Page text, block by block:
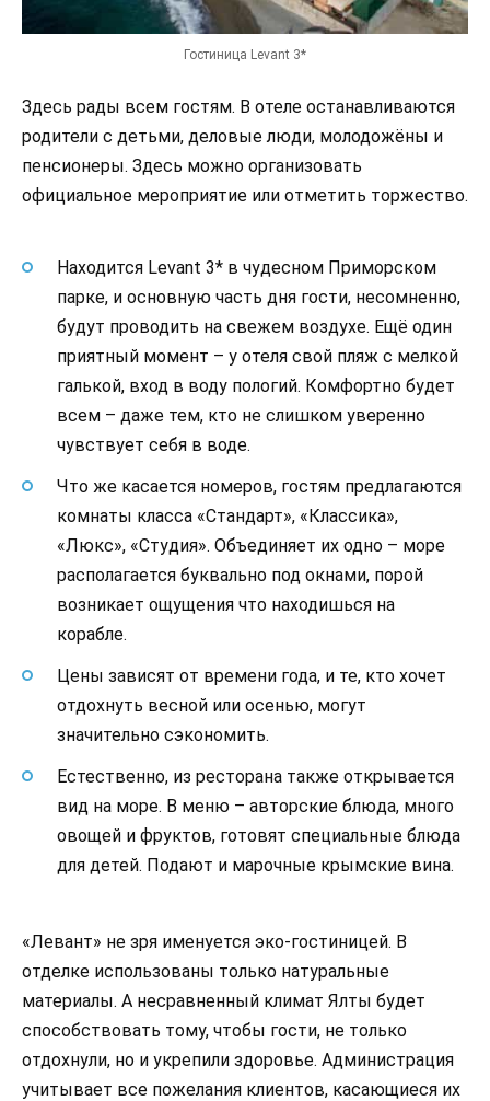
Гостиница Levant 3*
Здесь рады всем гостям. В отеле останавливаются
родители с детьми, деловые люди, молодожёны и
пенсионеры. Здесь можно организовать
официальное мероприятие или отметить торжество.
Находится Levant 3* в чудесном Приморском
парке, и основную часть дня гости, несомненно,
будут проводить на свежем воздухе. Ещё один
приятный момент – у отеля свой пляж с мелкой
галькой, вход в воду пологий. Комфортно будет
всем – даже тем, кто не слишком уверенно
чувствует себя в воде.
Что же касается номеров, гостям предлагаются
комнаты класса «Стандарт», «Классика»,
«Люкс», «Студия». Объединяет их одно – море
располагается буквально под окнами, порой
возникает ощущения что находишься на
корабле.
Цены зависят от времени года, и те, кто хочет
отдохнуть весной или осенью, могут
значительно сэкономить.
Естественно, из ресторана также открывается
вид на море. В меню – авторские блюда, много
овощей и фруктов, готовят специальные блюда
для детей. Подают и марочные крымские вина.
«Левант» не зря именуется эко-гостиницей. В
отделке использованы только натуральные
материалы. А несравненный климат Ялты будет
способствовать тому, чтобы гости, не только
отдохнули, но и укрепили здоровье. Администрация
учитывает все пожелания клиентов, касающиеся их